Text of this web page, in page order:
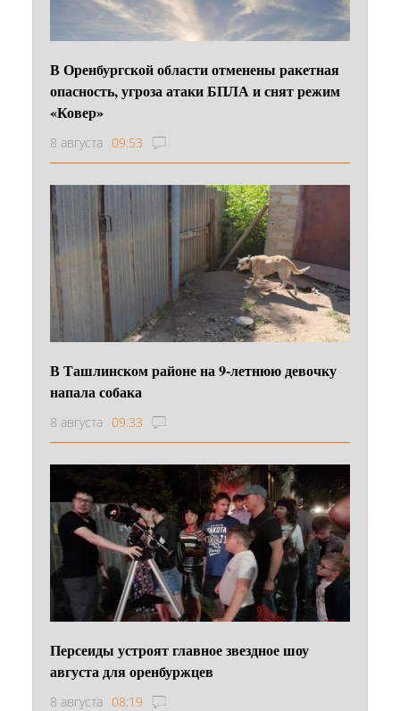
В Оренбургской области отменены ракетная
опасность, угроза атаки БПЛА и снят режим
«Ковер»
8 августа 09:53
В Ташлинском районе на 9-летнюю девочку
напала собака
8 августа 09:33
Персеиды устроят главное звездное шоу
августа для оренбуржцев
8 августа 08:19